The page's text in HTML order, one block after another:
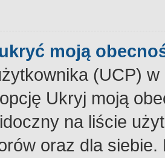
moją
(UCP) w
Ukryj moją
na liście
oraz dla